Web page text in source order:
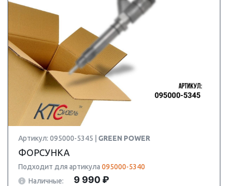
Артикул: 095000-5345 | GREEN POWER
ФОРСУНКА
Подходит для артикула 095000-5340
Наличные:
9 990 ₽